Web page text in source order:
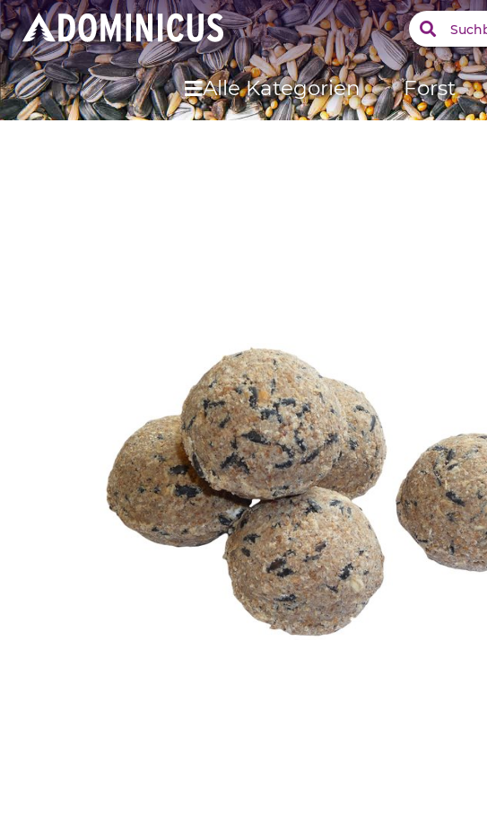
Alle Kategorien Forst